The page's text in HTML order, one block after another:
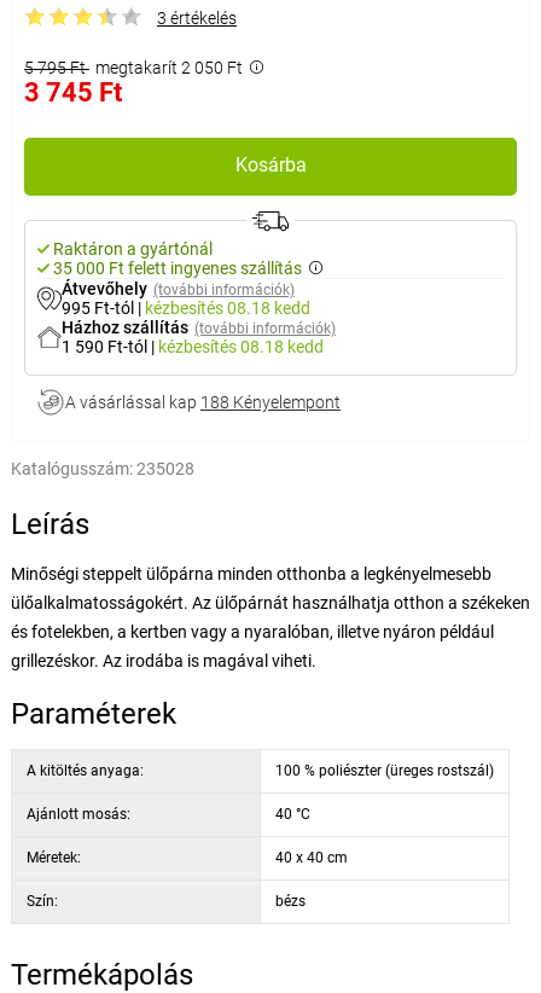
3 értékelés
5 795 Ft megtakarít 2 050 Ft
3 745 Ft
Kosárba
Raktáron a gyártónál
35 000 Ft felett ingyenes szállítás
Átvevőhely (további információk)
995 Ft-tól | kézbesítés08.18 kedd
Házhoz szállítás (további információk)
1 590 Ft-tól | kézbesítés08.18 kedd
A vásárlással kap 188 Kényelempont
Katalógusszám:235028
Leírás
Minőségi steppelt ülőpárna minden otthonba a legkényelmesebb
ülőalkalmatosságokért. Az ülőpárnát használhatja otthon a székeken
és fotelekben, a kertben vagy a nyaralóban, illetve nyáron például
grillezéskor. Az irodába is magával viheti.
Paraméterek
A kitöltés anyaga: 100 % poliészter (üreges rostszál)
Ajánlott mosás: 40 °C
Méretek: 40 x 40 cm
Szín: bézs
Termékápolás